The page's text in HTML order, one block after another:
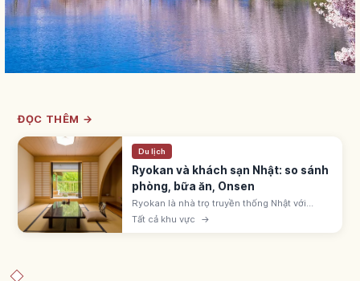
ĐỌC THÊM →
Du lịch
Ryokan và khách sạn Nhật: so sánh
phòng, bữa ăn, Onsen
Ryokan là nhà trọ truyền thống Nhật với
phòng tatami, futon, yukata, kaiseki và
onsen. Khách sạn business, city, resort tự
Tất cả khu vực →